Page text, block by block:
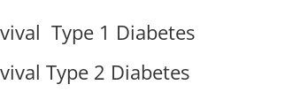
Type 1 Diabetes
Type 2 Diabetes